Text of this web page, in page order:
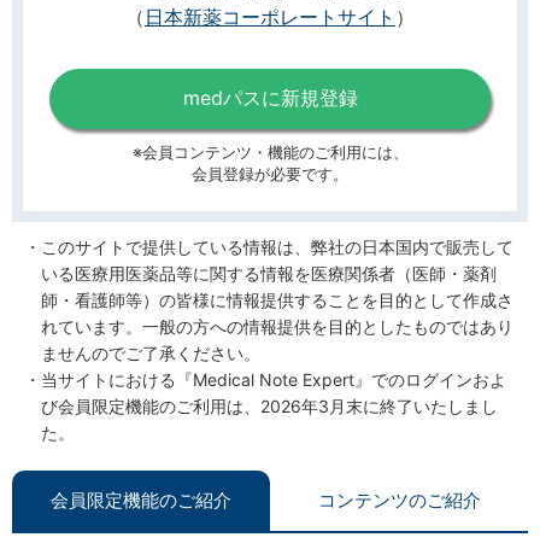
（ 日本新薬コーポレートサイト ）
medパスに新規登録
※会員コンテンツ・機能のご利用には、
会員登録が必要です。
このサイトで提供している情報は、弊社の日本国内で販売して
いる医療用医薬品等に関する情報を医療関係者（医師・薬剤
師・看護師等）の皆様に情報提供することを目的として作成さ
れています。一般の方への情報提供を目的としたものではあり
ませんのでご了承ください。
当サイトにおける『Medical Note Expert』でのログインおよ
び会員限定機能のご利用は、2026年3月末に終了いたしまし
た。
会員限定機能のご紹介 コンテンツのご紹介